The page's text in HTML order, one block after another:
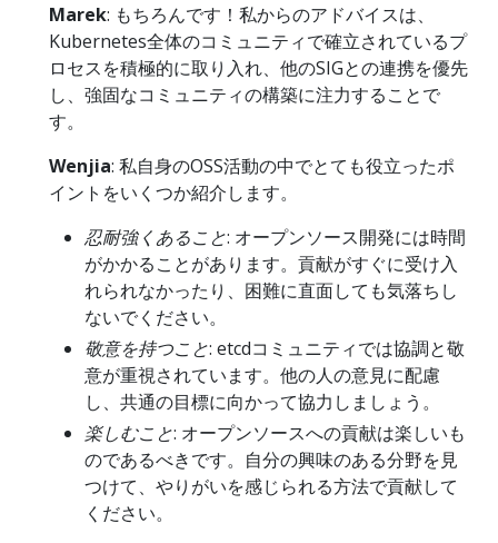
Marek: もちろんです！私からのアドバイスは、
Kubernetes全体のコミュニティで確立されているプ
ロセスを積極的に取り入れ、他のSIGとの連携を優先
し、強固なコミュニティの構築に注力することで
す。
Wenjia: 私自身のOSS活動の中でとても役立ったポ
イントをいくつか紹介します。
忍耐強くあること: オープンソース開発には時間
がかかることがあります。貢献がすぐに受け入
れられなかったり、困難に直面しても気落ちし
ないでください。
敬意を持つこと: etcdコミュニティでは協調と敬
意が重視されています。他の人の意見に配慮
し、共通の目標に向かって協力しましょう。
楽しむこと: オープンソースへの貢献は楽しいも
のであるべきです。自分の興味のある分野を見
つけて、やりがいを感じられる方法で貢献して
ください。